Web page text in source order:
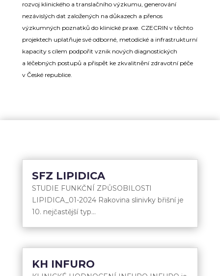
rozvoj klinického a translačního výzkumu, generování
nezávislých dat založených na důkazech a přenos
výzkumných poznatků do klinické praxe. CZECRIN v těchto
projektech uplatňuje své odborné, metodické a infrastrukturní
kapacity s cílem podpořit vznik nových diagnostických
a léčebných postupů a přispět ke zkvalitnění zdravotní péče
v České republice.
SFZ LIPIDICA
STUDIE FUNKČNÍ ZPŮSOBILOSTI
LIPIDICA_01-2024 Rakovina slinivky břišní je
10. nejčastější typ...
KH INFURO